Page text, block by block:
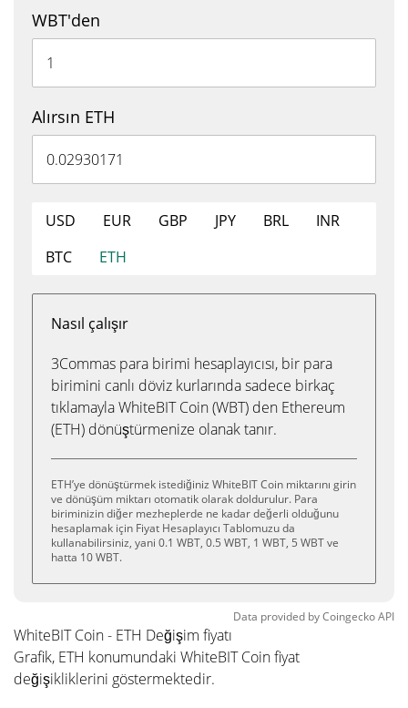
WBT'den
Alırsın ETH
USD EUR GBP JPY BRL
INR
BTC
ETH
Nasıl çalışır
3Commas para birimi hesaplayıcısı, bir para
birimini canlı döviz kurlarında sadece birkaç
tıklamayla WhiteBIT Coin (WBT) den Ethereum
(ETH) dönüştürmenize olanak tanır.
ETH’ye dönüştürmek istediğiniz WhiteBIT Coin miktarını girin
ve dönüşüm miktarı otomatik olarak doldurulur. Para
biriminizin diğer mezheplerde ne kadar değerli olduğunu
hesaplamak için Fiyat Hesaplayıcı Tablomuzu da
kullanabilirsiniz, yani 0.1 WBT, 0.5 WBT, 1 WBT, 5 WBT ve
hatta 10 WBT.
Data provided byCoingeckoAPI
WhiteBIT Coin - ETH Değişim fiyatı
Grafik, ETH konumundaki WhiteBIT Coin fiyat
değişikliklerini göstermektedir.